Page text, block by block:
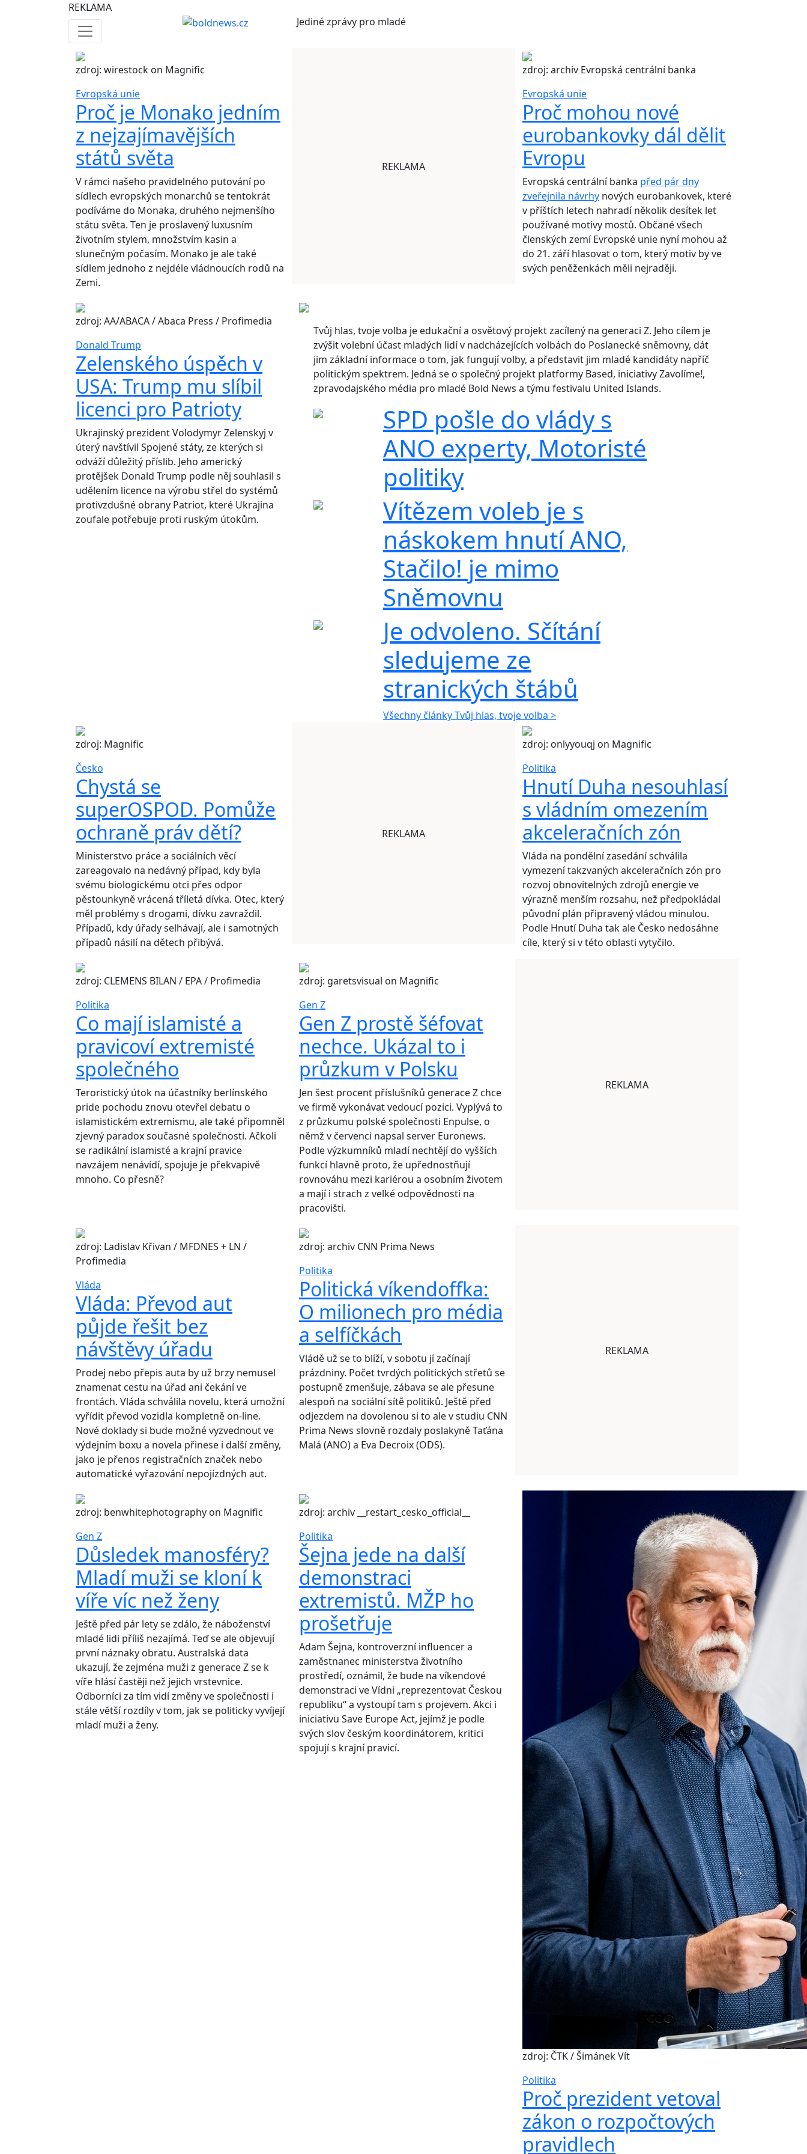
REKLAMA
Jedinézprávy pro mladé
zdroj: wirestock on Magnific
Evropská unie
Proč je Monako jedním
z nejzajímavějších
států světa
V rámci našeho pravidelného putování po
sídlech evropských monarchů se tentokrát
podíváme do Monaka, druhého nejmenšího
státu světa. Ten je proslavený luxusním
životním stylem, množstvím kasin a
slunečným počasím. Monako je ale také
sídlem jednoho z nejdéle vládnoucích rodů na
Zemi.
REKLAMA
zdroj: archiv Evropská centrální banka
Evropská unie
Proč mohou nové
eurobankovky dál dělit
Evropu
Evropská centrální banka před pár dny
zveřejnila návrhy nových eurobankovek, které
v příštích letech nahradí několik desítek let
používané motivy mostů. Občané všech
členských zemí Evropské unie nyní mohou až
do 21. září hlasovat o tom, který motiv by ve
svých peněženkách měli nejraději.
zdroj: AA/ABACA / Abaca Press / Profimedia
Donald Trump
Zelenského úspěch v
USA: Trump mu slíbil
licenci pro Patrioty
Ukrajinský prezident Volodymyr Zelenskyj v
úterý navštívil Spojené státy, ze kterých si
odváží důležitý příslib. Jeho americký
protějšek Donald Trump podle něj souhlasil s
udělením licence na výrobu střel do systémů
protivzdušné obrany Patriot, které Ukrajina
zoufale potřebuje proti ruským útokům.
Tvůj hlas, tvoje volba je edukační a osvětový projekt zacílený na generaci Z. Jeho cílem je
zvýšit volební účast mladých lidí v nadcházejících volbách do Poslanecké sněmovny, dát
jim základní informace o tom, jak fungují volby, a představit jim mladé kandidáty napříč
politickým spektrem. Jedná se o společný projekt platformy Based, iniciativy Zavolíme!,
zpravodajského média pro mladé Bold News a týmu festivalu United Islands.
SPD pošle do vlády s
ANO experty, Motoristé
politiky
Vítězem voleb je s
náskokem hnutí ANO,
Stačilo! je mimo
Sněmovnu
Je odvoleno. Sčítání
sledujeme ze
stranických štábů
Všechny články Tvůj hlas, tvoje volba >
zdroj: Magnific
Česko
Chystá se
superOSPOD. Pomůže
ochraně práv dětí?
Ministerstvo práce a sociálních věcí
zareagovalo na nedávný případ, kdy byla
svému biologickému otci přes odpor
pěstounkyně vrácená tříletá dívka. Otec, který
měl problémy s drogami, dívku zavraždil.
Případů, kdy úřady selhávají, ale i samotných
případů násilí na dětech přibývá.
REKLAMA
zdroj: onlyyouqj on Magnific
Politika
Hnutí Duha nesouhlasí
s vládním omezením
akceleračních zón
Vláda na pondělní zasedání schválila
vymezení takzvaných akceleračních zón pro
rozvoj obnovitelných zdrojů energie ve
výrazně menším rozsahu, než předpokládal
původní plán připravený vládou minulou.
Podle Hnutí Duha tak ale Česko nedosáhne
cíle, který si v této oblasti vytyčilo.
zdroj: CLEMENS BILAN / EPA / Profimedia
Politika
Co mají islamisté a
pravicoví extremisté
společného
Teroristický útok na účastníky berlínského
pride pochodu znovu otevřel debatu o
islamistickém extremismu, ale také připomněl
zjevný paradox současné společnosti. Ačkoli
se radikální islamisté a krajní pravice
navzájem nenávidí, spojuje je překvapivě
mnoho. Co přesně?
zdroj: garetsvisual on Magnific
Gen Z
Gen Z prostě šéfovat
nechce. Ukázal to i
průzkum v Polsku
Jen šest procent příslušníků generace Z chce
ve firmě vykonávat vedoucí pozici. Vyplývá to
z průzkumu polské společnosti Enpulse, o
němž v červenci napsal server Euronews.
Podle výzkumníků mladí nechtějí do vyšších
funkcí hlavně proto, že upřednostňují
rovnováhu mezi kariérou a osobním životem
a mají i strach z velké odpovědnosti na
pracovišti.
REKLAMA
zdroj: Ladislav Křivan / MFDNES + LN /
Profimedia
Vláda
Vláda: Převod aut
půjde řešit bez
návštěvy úřadu
Prodej nebo přepis auta by už brzy nemusel
znamenat cestu na úřad ani čekání ve
frontách. Vláda schválila novelu, která umožní
vyřídit převod vozidla kompletně on-line.
Nové doklady si bude možné vyzvednout ve
výdejním boxu a novela přinese i další změny,
jako je přenos registračních značek nebo
automatické vyřazování nepojízdných aut.
zdroj: archiv CNN Prima News
Politika
Politická víkendoffka:
O milionech pro média
a selfíčkách
Vládě už se to blíží, v sobotu jí začínají
prázdniny. Počet tvrdých politických střetů se
postupně zmenšuje, zábava se ale přesune
alespoň na sociální sítě politiků. Ještě před
odjezdem na dovolenou si to ale v studiu CNN
Prima News slovně rozdaly poslakyně Taťána
Malá (ANO) a Eva Decroix (ODS).
REKLAMA
zdroj: benwhitephotography on Magnific
Gen Z
Důsledek manosféry?
Mladí muži se kloní k
víře víc než ženy
Ještě před pár lety se zdálo, že náboženství
mladé lidi příliš nezajímá. Teď se ale objevují
první náznaky obratu. Australská data
ukazují, že zejména muži z generace Z se k
víře hlásí častěji než jejich vrstevnice.
Odborníci za tím vidí změny ve společnosti i
stále větší rozdíly v tom, jak se politicky vyvíjejí
mladí muži a ženy.
zdroj: archiv __restart_cesko_official__
Politika
Šejna jede na další
demonstraci
extremistů. MŽP ho
prošetřuje
Adam Šejna, kontroverzní influencer a
zaměstnanec ministerstva životního
prostředí, oznámil, že bude na víkendové
demonstraci ve Vídni „reprezentovat Českou
republiku“ a vystoupí tam s projevem. Akci i
iniciativu Save Europe Act, jejímž je podle
svých slov českým koordinátorem, kritici
spojují s krajní pravicí.
zdroj: ČTK / Šimánek Vít
Politika
Proč prezident vetoval
zákon o rozpočtových
pravidlech